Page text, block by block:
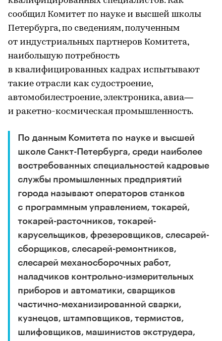
сообщил Комитет по науке и высшей школы
Петербурга, по сведениям, полученным
от индустриальных партнеров Комитета,
наибольшую потребность
в квалифицированных кадрах испытывают
такие отрасли как судостроение,
автомобилестроение, электроника, авиа—
и ракетно-космическая промышленность.
По данным Комитета по науке и высшей
школе Санкт-Петербурга, среди наиболее
востребованных специальностей кадровые
службы промышленных предприятий
города называют операторов станков
с программным управлением, токарей,
токарей-расточников, токарей-
карусельщиков, фрезеровщиков, слесарей-
сборщиков, слесарей-ремонтников,
слесарей механосборочных работ,
наладчиков контрольно-измерительных
приборов и автоматики, сварщиков
частично-механизированной сварки,
кузнецов, штамповщиков, термистов,
шлифовщиков, машинистов экструдера,